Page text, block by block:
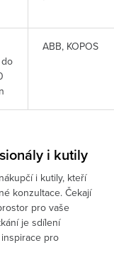
ABB, KOPOS
i kutily
i kutily, kteří
konzultace. Čekají
pro vaše
je sdílení
pro